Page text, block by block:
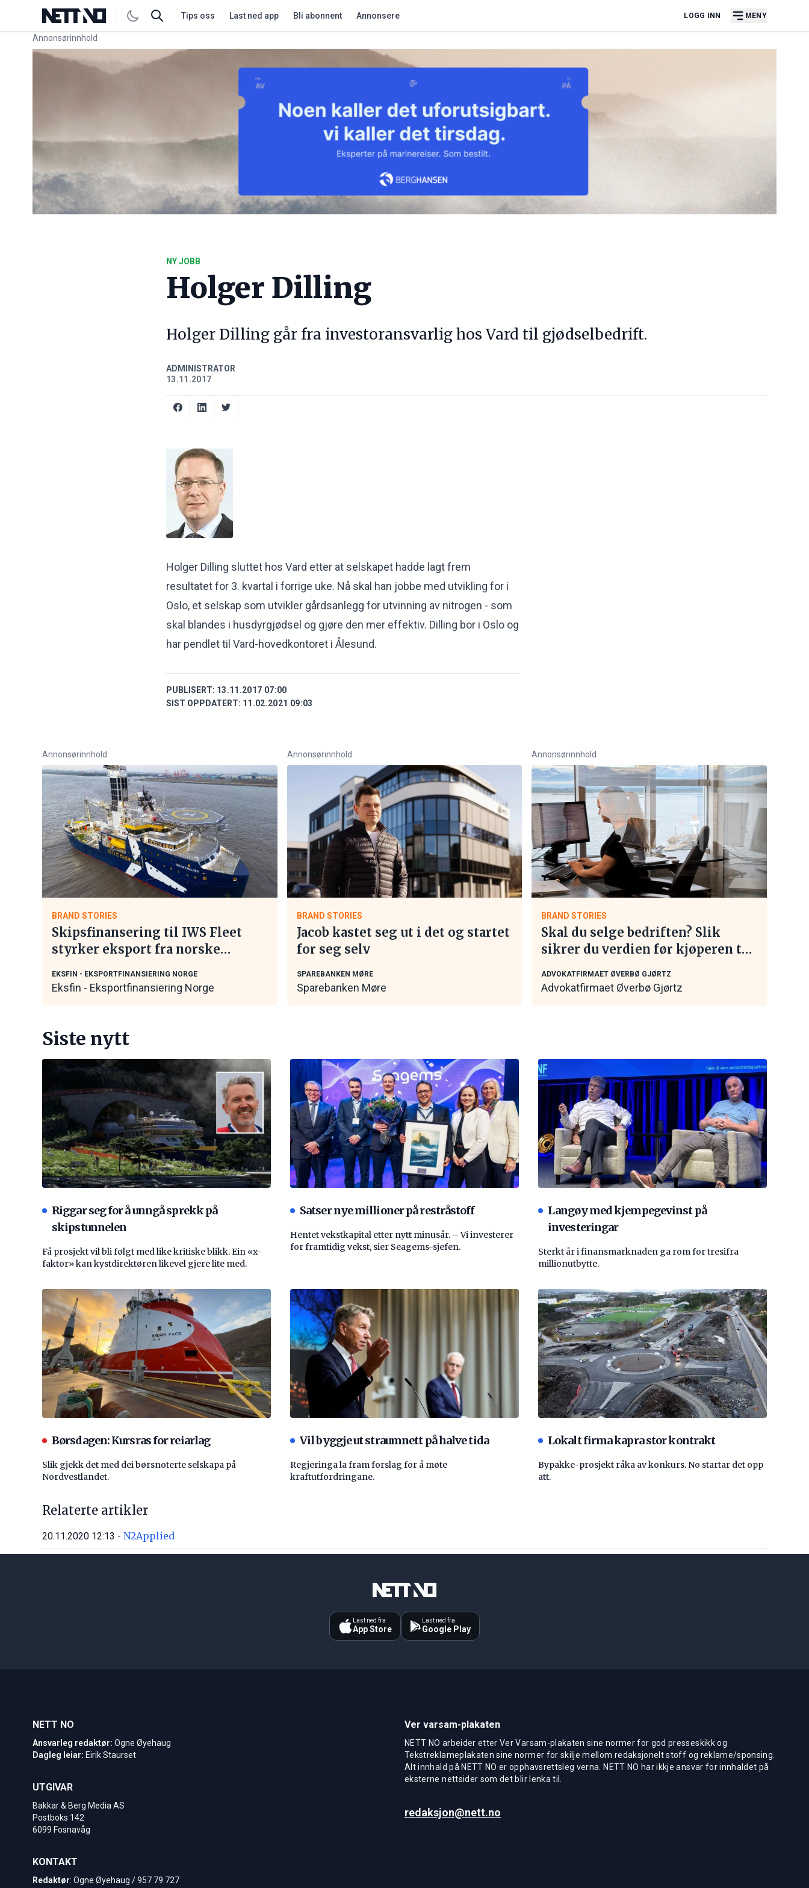
Tips oss Last ned app Bli abonnent Annonsere LOGG INN MENY
Annonsørinnhold
Link for annonse
NY JOBB
Holger Dilling
Holger Dilling går fra investoransvarlig hos Vard til gjødselbedrift.
ADMINISTRATOR
13.11.2017
Holger Dilling sluttet hos Vard etter at selskapet hadde lagt frem
resultatet for 3. kvartal i forrige uke. Nå skal han jobbe med utvikling for i
Oslo, et selskap som utvikler gårdsanlegg for utvinning av nitrogen - som
skal blandes i husdyrgjødsel og gjøre den mer effektiv. Dilling bor i Oslo og
har pendlet til Vard-hovedkontoret i Ålesund.
PUBLISERT: 13.11.2017 07:00
SIST OPPDATERT: 11.02.2021 09:03
Annonsørinnhold
BRAND STORIES
Skipsfinansering til IWS Fleet
styrker eksport fra norske
EKSFIN - EKSPORTFINANSIERING NORGE
Eksfin - Eksportfinansiering Norge
Annonsørinnhold
BRAND STORIES
Jacob kastet seg ut i det og startet
for seg selv
SPAREBANKEN MØRE
Sparebanken Møre
Annonsørinnhold
BRAND STORIES
Skal du selge bedriften? Slik
sikrer du verdien før kjøperen tar
ADVOKATFIRMAET ØVERBØ GJØRTZ
Advokatfirmaet Øverbø Gjørtz
Siste nytt
Riggar seg for å unngå sprekk på
skipstunnelen
Få prosjekt vil bli følgt med like kritiske blikk. Ein «x-
faktor» kan kystdirektøren likevel gjere lite med.
Satser nye millioner på restråstoff
Hentet vekstkapital etter nytt minusår. – Vi investerer
for framtidig vekst, sier Seagems-sjefen.
Langøy med kjempegevinst på
investeringar
Sterkt år i finansmarknaden ga rom for tresifra
millionutbytte.
Børsdagen: Kursras for reiarlag
Slik gjekk det med dei børsnoterte selskapa på
Nordvestlandet.
Vil byggje ut straumnett på halve tida
Regjeringa la fram forslag for å møte
kraftutfordringane.
Lokalt firma kapra stor kontrakt
Bypakke-prosjekt råka av konkurs. No startar det opp
att.
Relaterte artikler
20.11.2020 12:13 - N2Applied
Last ned fra
App Store
Last ned fra
Google Play
NETT NO
Ansvarleg redaktør: Ogne Øyehaug
Dagleg leiar: Eirik Staurset
UTGIVAR
Bakkar & Berg Media AS
Postboks 142
6099 Fosnavåg
KONTAKT
Redaktør: Ogne Øyehaug / 957 79 727
Ver varsam-plakaten
NETT NO arbeider etter Ver Varsam-plakaten sine normer for god presseskikk og
Tekstreklameplakaten sine normer for skilje mellom redaksjonelt stoff og reklame/sponsing.
Alt innhald på NETT NO er opphavsrettsleg verna. NETT NO har ikkje ansvar for innhaldet på
eksterne nettsider som det blir lenka til.
redaksjon@nett.no